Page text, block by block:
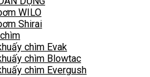
WILO
Shirai
chìm Evak
chìm Blowtac
chìm Evergush